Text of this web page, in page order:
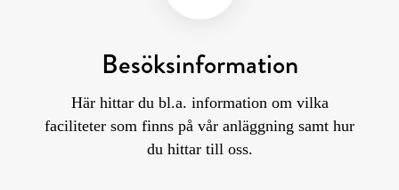
Besöksinformation
Här hittar du bl.a. information om vilka
faciliteter som finns på vår anläggning samt hur
du hittar till oss.